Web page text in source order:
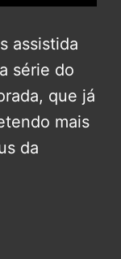
assistida
série do
que já
mais
da